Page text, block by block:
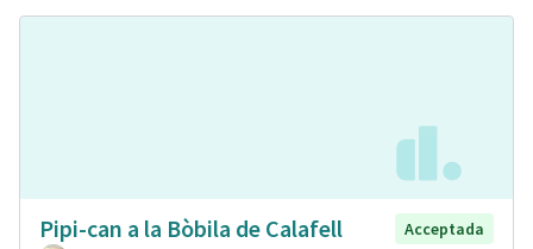
Pipi-can a la Bòbila de Calafell
Acceptada